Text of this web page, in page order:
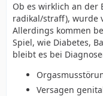
Ob es wirklich an der
radikal/straff), wurde
Allerdings kommen
Spiel, wie Diabetes,
bleibt es bei
Versagen